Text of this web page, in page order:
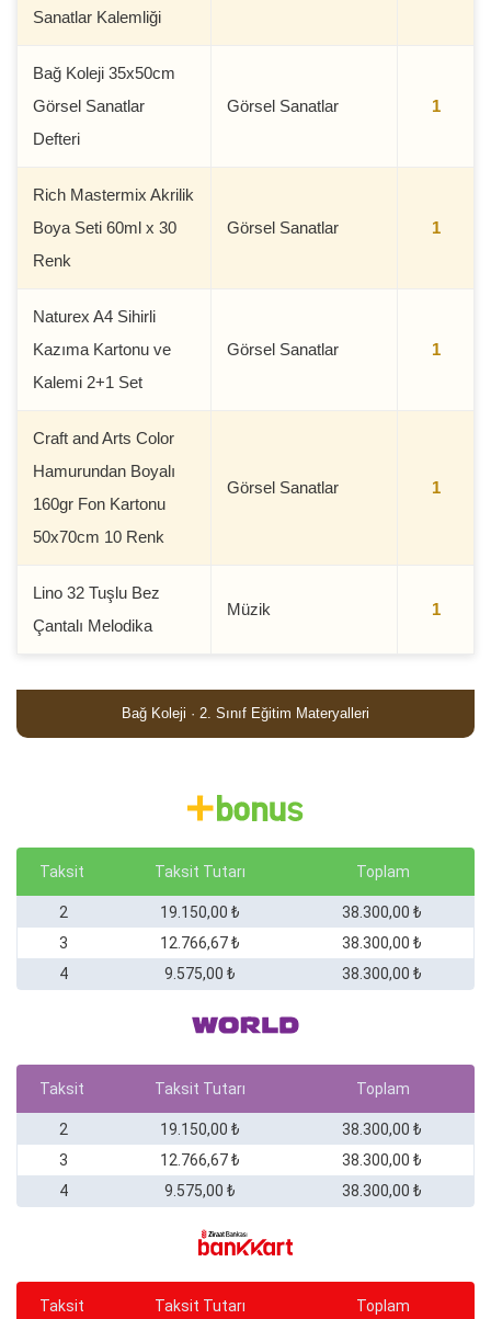
Sanatlar Kalemliği
Bağ Koleji 35x50cm
Görsel Sanatlar
Defteri
Görsel Sanatlar 1
Rich Mastermix Akrilik
Boya Seti 60ml x 30
Renk
Görsel Sanatlar 1
Naturex A4 Sihirli
Kazıma Kartonu ve
Kalemi 2+1 Set
Görsel Sanatlar 1
Craft and Arts Color
Hamurundan Boyalı
160gr Fon Kartonu
50x70cm 10 Renk
Görsel Sanatlar 1
Lino 32 Tuşlu Bez
Çantalı Melodika
Müzik 1
Bağ Koleji · 2. Sınıf Eğitim Materyalleri
Taksit Taksit Tutarı Toplam
2 19.150,00 ₺
38.300,00 ₺
3
12.766,67 ₺
38.300,00 ₺
4
9.575,00 ₺ 38.300,00 ₺
Taksit Taksit Tutarı Toplam
2 19.150,00 ₺
38.300,00 ₺
3
12.766,67 ₺
38.300,00 ₺
4
9.575,00 ₺ 38.300,00 ₺
Taksit Taksit Tutarı Toplam